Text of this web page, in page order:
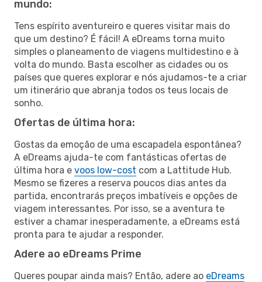
mundo:
Tens espírito aventureiro e queres visitar mais do
que um destino? É fácil! A eDreams torna muito
simples o planeamento de viagens multidestino e à
volta do mundo. Basta escolher as cidades ou os
países que queres explorar e nós ajudamos-te a criar
um itinerário que abranja todos os teus locais de
sonho.
Ofertas de última hora:
Gostas da emoção de uma escapadela espontânea?
A eDreams ajuda-te com fantásticas ofertas de
última hora e voos low-cost com a Lattitude Hub.
Mesmo se fizeres a reserva poucos dias antes da
partida, encontrarás preços imbatíveis e opções de
viagem interessantes. Por isso, se a aventura te
estiver a chamar inesperadamente, a eDreams está
pronta para te ajudar a responder.
Adere ao eDreams Prime
Queres poupar ainda mais? Então, adere ao eDreams